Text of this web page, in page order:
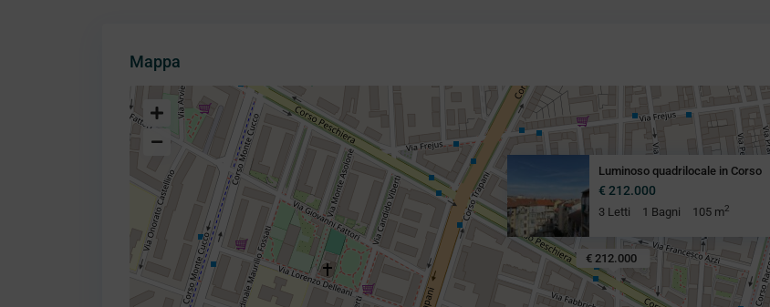
Mappa
€ 212.000
Luminoso quadrilocale in Corso
€ 212.000
3 Letti 1 Bagni 105 m2